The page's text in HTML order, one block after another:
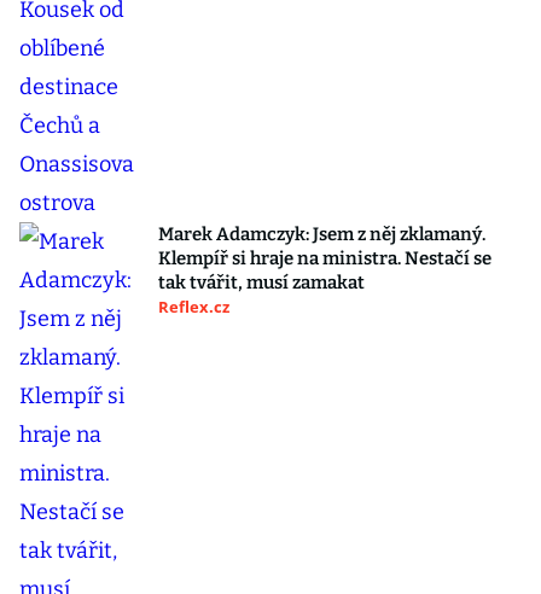
Marek Adamczyk: Jsem z něj zklamaný.
Klempíř si hraje na ministra. Nestačí se
tak tvářit, musí zamakat
Reflex.cz